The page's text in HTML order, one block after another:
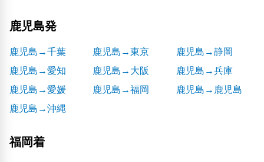
鹿児島発
鹿児島→千葉 鹿児島→東京
鹿児島→静岡
鹿児島→愛知
鹿児島→大阪
鹿児島→兵庫
鹿児島→愛媛
鹿児島→福岡
鹿児島→鹿児島
鹿児島→沖縄
福岡着